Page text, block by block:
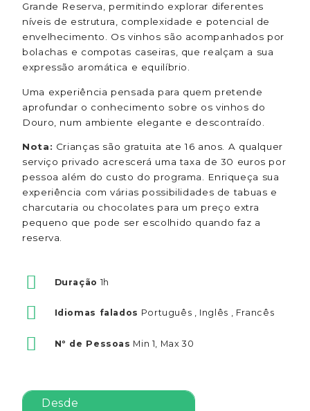
Grande Reserva, permitindo explorar diferentes
níveis de estrutura, complexidade e potencial de
envelhecimento. Os vinhos são acompanhados por
bolachas e compotas caseiras, que realçam a sua
expressão aromática e equilíbrio.
Uma experiência pensada para quem pretende
aprofundar o conhecimento sobre os vinhos do
Douro, num ambiente elegante e descontraído.
Nota: Crianças são gratuita ate 16 anos. A qualquer
serviço privado acrescerá uma taxa de 30 euros por
pessoa além do custo do programa. Enriqueça sua
experiência com várias possibilidades de tabuas e
charcutaria ou chocolates para um preço extra
pequeno que pode ser escolhido quando faz a
reserva.
Duração 1h
Idiomas falados Português , Inglês , Francês
Nº de Pessoas Min 1, Max 30
Desde